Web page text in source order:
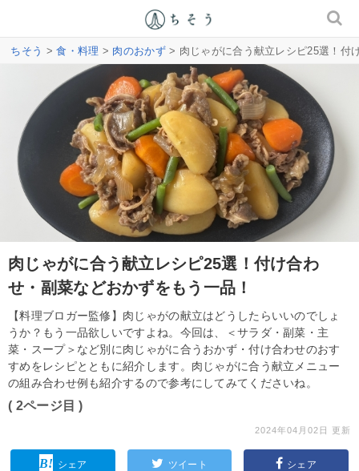
ちそう >食・料理 > 肉のおかず> 肉じゃがに合う献立レシピ25選！付
肉じゃがに合う献立レシピ25選！付け合わ
せ・副菜などおかずをもう一品！
【料理ブロガー監修】肉じゃがの献立はどうしたらいいのでしょ
うか？もう一品欲しいですよね。今回は、＜サラダ・副菜・主
菜・スープ＞など別に肉じゃがに合うおかず・付け合わせのおす
すめをレシピとともに紹介します。肉じゃがに合う献立メニュー
の組み合わせ例も紹介するので参考にしてみてくださいね。
( 2ページ目 )
2024年04月02日 更新
シェア ツイート シェア